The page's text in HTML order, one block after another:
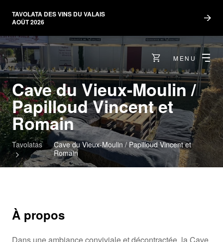
TAVOLATA DES VINS DU VALAIS
AOÛT 2026
MENU
Cave du Vieux-Moulin /
Papilloud Vincent et
Romain
Tavolatas
Cave du Vieux-Moulin / Papilloud Vincent et
Romain
À propos